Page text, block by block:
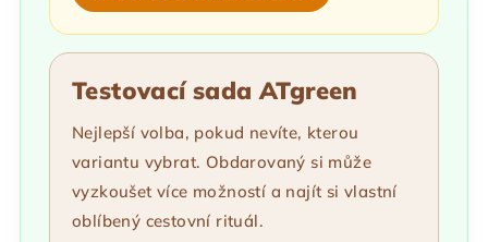
Testovací sada ATgreen
Nejlepší volba, pokud nevíte, kterou
variantu vybrat. Obdarovaný si může
vyzkoušet více možností a najít si vlastní
oblíbený cestovní rituál.